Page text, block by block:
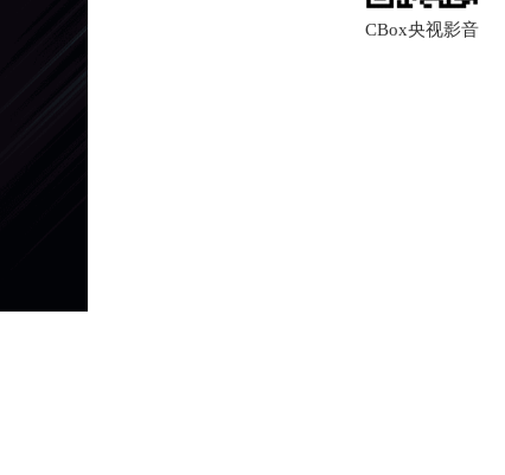
CBox央视影音